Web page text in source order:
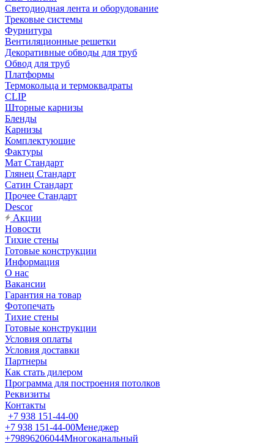
Светодиодная лента и оборудование
Трековые системы
Фурнитура
Вентиляционные решетки
Декоративные обводы для труб
Обвод для труб
Платформы
Термокольца и термоквадраты
CLIP
Шторные карнизы
Бленды
Карнизы
Комплектующие
Фактуры
Мат Стандарт
Глянец Стандарт
Сатин Стандарт
Прочее Стандарт
Descor
Акции
Новости
Тихие стены
Готовые конструкции
Информация
О нас
Вакансии
Гарантия на товар
Фотопечать
Тихие стены
Готовые конструкции
Условия оплаты
Условия доставки
Партнеры
Как стать дилером
Программа для построения потолков
Реквизиты
Контакты
+7 938 151-44-00
+7 938 151-44-00Менеджер
+79896206044Многоканальный